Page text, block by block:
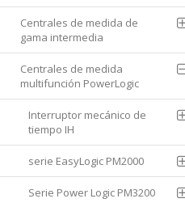
Centrales de medida de
gama intermedia
Centrales de medida
multifunción PowerLogic
Interruptor mecánico de
tiempo IH
serie EasyLogic PM2000
Serie Power Logic PM3200